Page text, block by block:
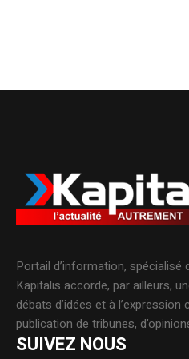
Portail d’information, spécialisé
Kapitalis accorde, par ailleurs,
débats d’idées et à
publication de tribunes,
SUIVEZ NOUS